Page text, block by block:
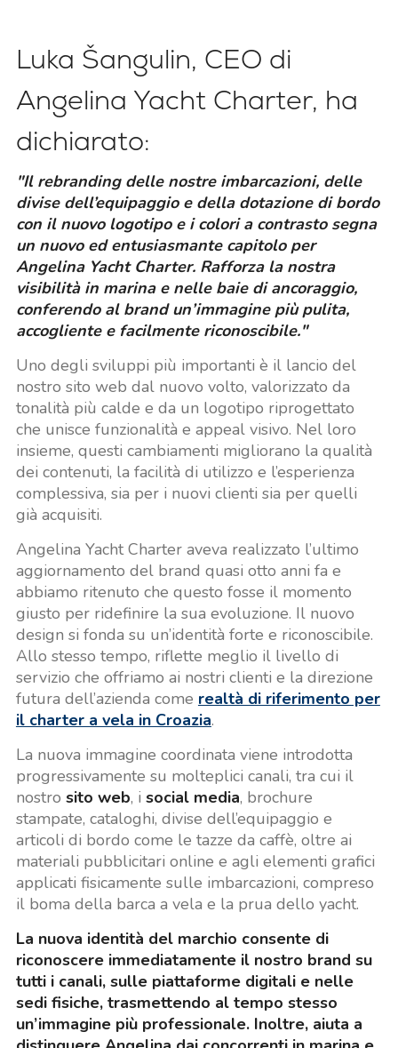
Luka Šangulin, CEO di
Angelina Yacht Charter, ha
dichiarato:
"Il rebranding delle nostre imbarcazioni, delle
divise dell’equipaggio e della dotazione di bordo
con il nuovo logotipo e i colori a contrasto segna
un nuovo ed entusiasmante capitolo per
Angelina Yacht Charter. Rafforza la nostra
visibilità in marina e nelle baie di ancoraggio,
conferendo al brand un’immagine più pulita,
accogliente e facilmente riconoscibile."
Uno degli sviluppi più importanti è il lancio del
nostro sito web dal nuovo volto, valorizzato da
tonalità più calde e da un logotipo riprogettato
che unisce funzionalità e appeal visivo. Nel loro
insieme, questi cambiamenti migliorano la qualità
dei contenuti, la facilità di utilizzo e l’esperienza
complessiva, sia per i nuovi clienti sia per quelli
già acquisiti.
Angelina Yacht Charter aveva realizzato l’ultimo
aggiornamento del brand quasi otto anni fa e
abbiamo ritenuto che questo fosse il momento
giusto per ridefinire la sua evoluzione. Il nuovo
design si fonda su un’identità forte e riconoscibile.
Allo stesso tempo, riflette meglio il livello di
servizio che offriamo ai nostri clienti e la direzione
futura dell’azienda come realtà di riferimento per
il charter a vela in Croazia.
La nuova immagine coordinata viene introdotta
progressivamente su molteplici canali, tra cui il
nostro sito web, i social media, brochure
stampate, cataloghi, divise dell’equipaggio e
articoli di bordo come le tazze da caffè, oltre ai
materiali pubblicitari online e agli elementi grafici
applicati fisicamente sulle imbarcazioni, compreso
il boma della barca a vela e la prua dello yacht.
La nuova identità del marchio consente di
riconoscere immediatamente il nostro brand su
tutti i canali, sulle piattaforme digitali e nelle
sedi fisiche, trasmettendo al tempo stesso
un’immagine più professionale. Inoltre, aiuta a